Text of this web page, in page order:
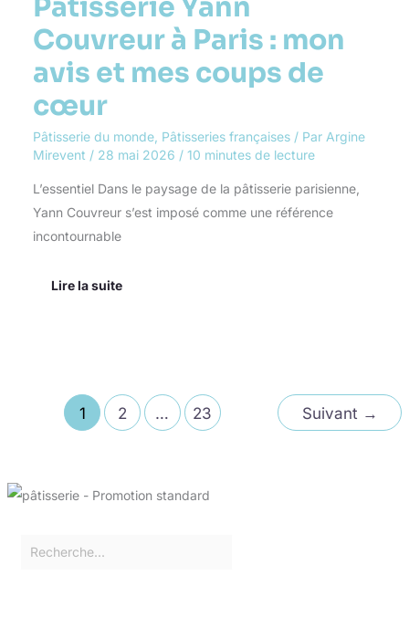
Pâtisserie Yann
Couvreur à Paris : mon
avis et mes coups de
cœur
Pâtisserie du monde, Pâtisseries françaises/ Par Argine
Mirevent / 28 mai 2026 / 10 minutes de lecture
L’essentiel Dans le paysage de la pâtisserie parisienne,
Yann Couvreur s’est imposé comme une référence
incontournable
Lire la suite
1 2 … 23 Suivant →